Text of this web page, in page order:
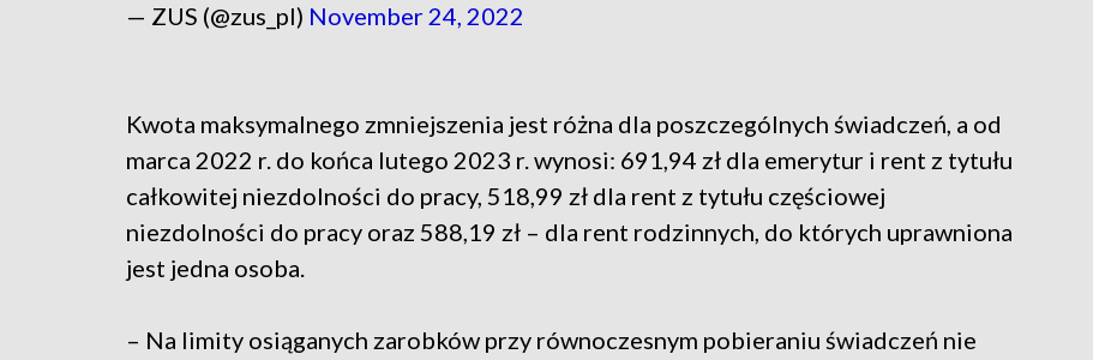
— ZUS (@zus_pl) November 24, 2022
Kwota maksymalnego zmniejszenia jest różna dla poszczególnych świadczeń, a od
marca 2022 r. do końca lutego 2023 r. wynosi: 691,94 zł dla emerytur i rent z tytułu
całkowitej niezdolności do pracy, 518,99 zł dla rent z tytułu częściowej
niezdolności do pracy oraz 588,19 zł – dla rent rodzinnych, do których uprawniona
jest jedna osoba.
– Na limity osiąganych zarobków przy równoczesnym pobieraniu świadczeń nie